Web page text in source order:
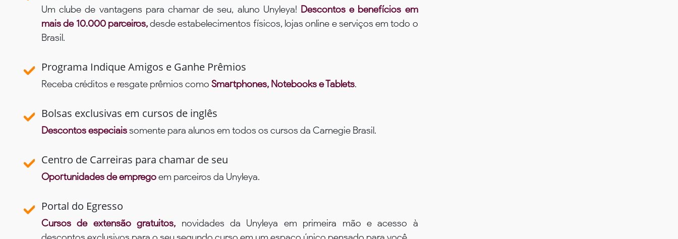
Um clube de vantagens para chamar de seu, aluno Unyleya! Descontos e benefícios em
mais de 10.000 parceiros,desde estabelecimentos físicos, lojas online e serviços em todo o
Brasil.
Programa Indique Amigos e Ganhe Prêmios
Receba créditos e resgate prêmios como Smartphones, Notebooks e Tablets.
Bolsas exclusivas em cursos de inglês
Descontos especiaissomente para alunos em todos os cursos da Carnegie Brasil.
Centro de Carreiras para chamar de seu
Oportunidades de empregoem parceiros da Unyleya.
Portal do Egresso
Cursos de extensão gratuitos, novidades da Unyleya em primeira mão e acesso à